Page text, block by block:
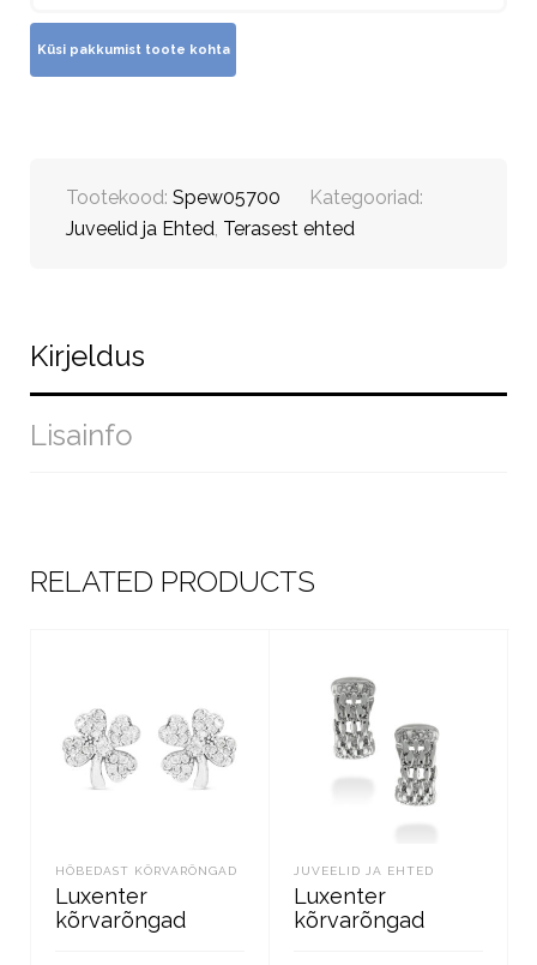
Tootekood: Spew05700
Kategooriad:
Juveelid ja Ehted, Terasest ehted
Kirjeldus
Lisainfo
RELATED PRODUCTS
HÕBEDAST KÕRVARÕNGAD
Luxenter
kõrvarõngad
JUVEELID JA EHTED
Luxenter
kõrvarõngad